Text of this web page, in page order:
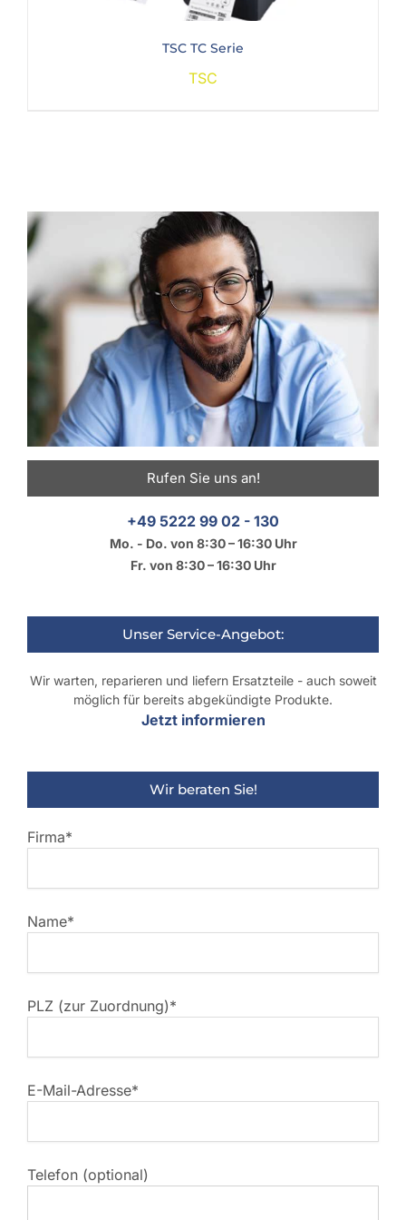
TSC TC Serie
TSC
Rufen Sie uns an!
+49 5222 99 02 - 130
Mo. - Do. von 8:30 – 16:30 Uhr
Fr. von 8:30 – 16:30 Uhr
Unser Service-Angebot:
Wir warten, reparieren und liefern Ersatzteile - auch soweit
möglich für bereits abgekündigte Produkte.
Jetzt informieren
Wir beraten Sie!
Firma*
Name*
PLZ (zur Zuordnung)*
E-Mail-Adresse*
Telefon (optional)